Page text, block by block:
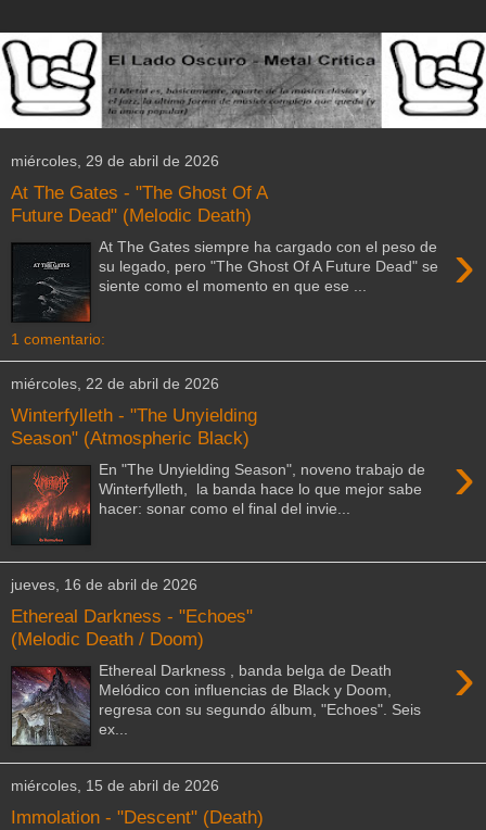
miércoles, 29 de abril de 2026
At The Gates - "The Ghost Of A
Future Dead" (Melodic Death)
›
At The Gates siempre ha cargado con el peso de
su legado, pero "The Ghost Of A Future Dead" se
siente como el momento en que ese ...
1 comentario:
miércoles, 22 de abril de 2026
Winterfylleth - "The Unyielding
Season" (Atmospheric Black)
›
En "The Unyielding Season", noveno trabajo de
Winterfylleth, la banda hace lo que mejor sabe
hacer: sonar como el final del invie...
jueves, 16 de abril de 2026
Ethereal Darkness - "Echoes"
(Melodic Death / Doom)
›
Ethereal Darkness , banda belga de Death
Melódico con influencias de Black y Doom,
regresa con su segundo álbum, "Echoes". Seis
ex...
miércoles, 15 de abril de 2026
Immolation - "Descent" (Death)